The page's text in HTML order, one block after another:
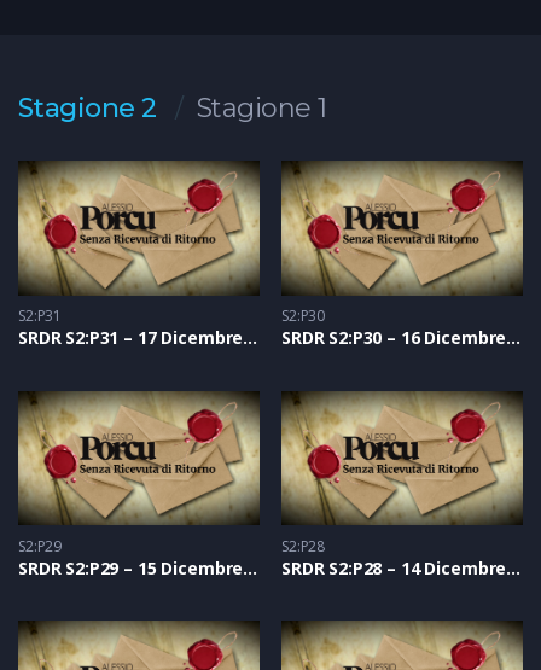
Stagione 2 Stagione 1
S2:P31
SRDR S2:P31 – 17 Dicembre 2021
S2:P30
SRDR S2:P30 – 16 Dicembre 2021
S2:P29
SRDR S2:P29 – 15 Dicembre 2021
S2:P28
SRDR S2:P28 – 14 Dicembre 2021